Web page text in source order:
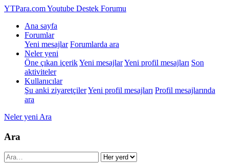
YTPara.comYoutube Destek Forumu
Ana sayfa
Forumlar
Yeni mesajlar Forumlarda ara
Neler yeni
Öne çıkan içerikYeni mesajlarYeni profil mesajları Son
aktiviteler
Kullanıcılar
Şu anki ziyaretçilerYeni profil mesajları Profil mesajlarında
ara
Neler yeni Ara
Ara